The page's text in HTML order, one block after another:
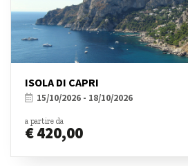
ISOLA DI CAPRI
15/10/2026 - 18/10/2026
a partire da
€ 420,00